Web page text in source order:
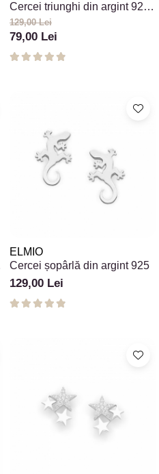
Cercei triunghi din argint 925
cu piatră Howlit
129,00 Lei
79,00 Lei
ELMIO
Cercei șopârlă din argint 925
129,00 Lei